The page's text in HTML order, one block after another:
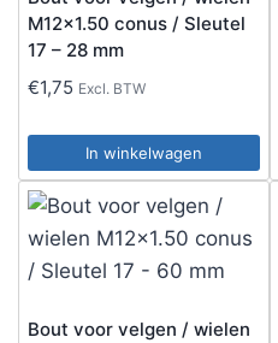
M12x1.50 conus / Sleutel
17 – 28 mm
€1,75 Excl. BTW
In winkelwagen
Bout voor velgen / wielen